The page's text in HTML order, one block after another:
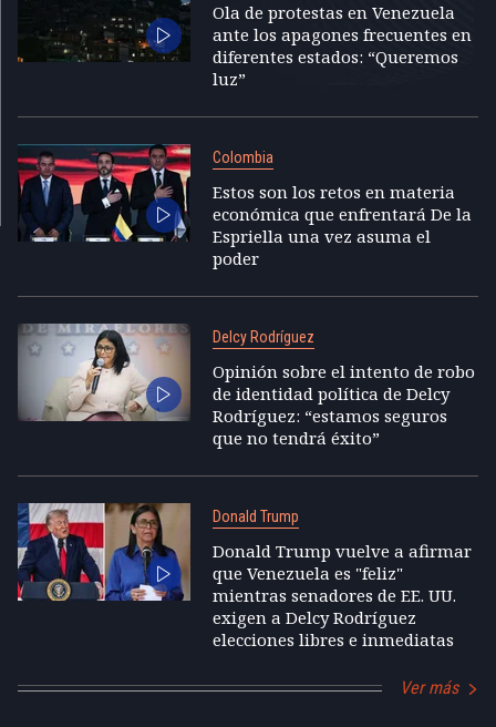
Ola de protestas en Venezuela
ante los apagones frecuentes en
diferentes estados: “Queremos
luz”
Colombia
Estos son los retos en materia
económica que enfrentará De la
Espriella una vez asuma el
poder
Delcy Rodríguez
Opinión sobre el intento de robo
de identidad política de Delcy
Rodríguez: “estamos seguros
que no tendrá éxito”
Donald Trump
Donald Trump vuelve a afirmar
que Venezuela es "feliz"
mientras senadores de EE. UU.
exigen a Delcy Rodríguez
elecciones libres e inmediatas
Ver más